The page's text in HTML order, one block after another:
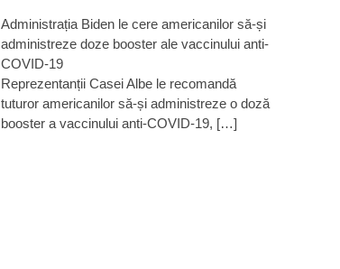
Administrația Biden le cere americanilor să-și
administreze doze booster ale vaccinului anti-
COVID-19
Reprezentanții Casei Albe le recomandă
tuturor americanilor să-și administreze o doză
booster a vaccinului anti-COVID-19, […]